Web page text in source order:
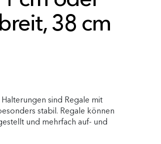
38 cm
sind Regale mit
stabil. Regale können
und mehrfach auf- und